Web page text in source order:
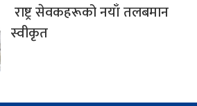
राष्ट्र सेवकहरूको नयाँ तलबमान
स्वीकृत